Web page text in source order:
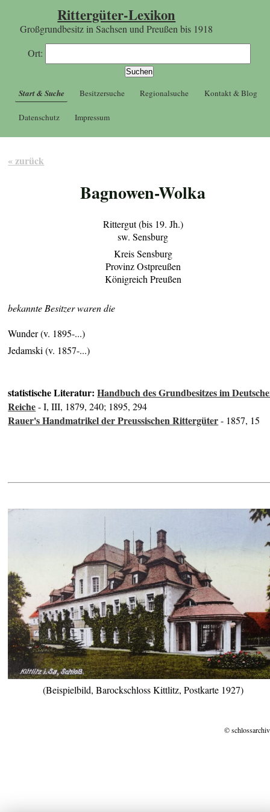
Rittergüter-Lexikon
Großgrundbesitz in Sachsen und Preußen bis 1918
Ort:
Start & Suche Besitzersuche Regionalsuche Kontakt & Blog
Datenschutz Impressum
« zurück
Bagnowen-Wolka
Rittergut (bis 19. Jh.)
sw. Sensburg
Kreis Sensburg
Provinz Ostpreußen
Königreich Preußen
bekannte Besitzer waren die
Wunder (v. 1895-...)
Jedamski (v. 1857-...)
statistische Literatur:Handbuch des Grundbesitzes im
Reiche- I, III, 1879, 240; 1895, 294
Rauer's Handmatrikel der Preussischen Rittergüter- 1857, 15
(Beispielbild, Barockschloss Kittlitz, Postkarte 1927)
©